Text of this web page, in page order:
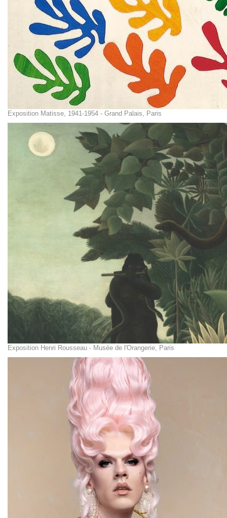
Exposition Matisse, 1941-1954 - Grand Palais, Paris
Exposition Henri Rousseau - Musée de l'Orangerie, Paris